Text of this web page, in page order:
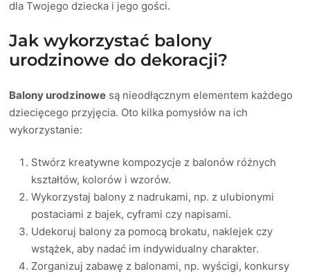
dla Twojego dziecka i jego gości.
Jak wykorzystać balony
urodzinowe do dekoracji?
Balony urodzinowe są nieodłącznym elementem każdego
dziecięcego przyjęcia. Oto kilka pomysłów na ich
wykorzystanie:
Stwórz kreatywne kompozycje z balonów różnych
kształtów, kolorów i wzorów.
Wykorzystaj balony z nadrukami, np. z ulubionymi
postaciami z bajek, cyframi czy napisami.
Udekoruj balony za pomocą brokatu, naklejek czy
wstążek, aby nadać im indywidualny charakter.
Zorganizuj zabawę z balonami, np. wyścigi, konkursy